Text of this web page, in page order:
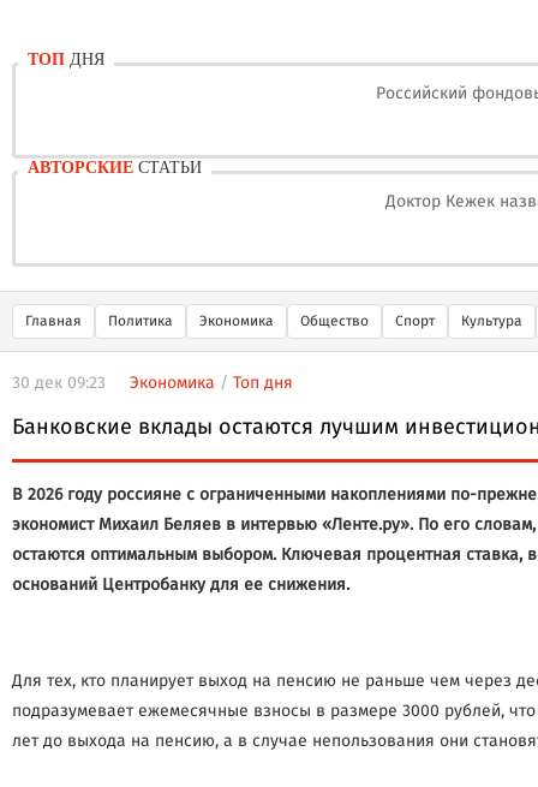
ТОП ДНЯ
Российский
АВТОРСКИЕ СТАТЬИ
Доктор Кежек
Главная Политика Экономика Общество Спорт Культура
30 дек 09:23 Экономика / Топ дня
Банковские вклады остаются лучшим
В 2026 году россияне с ограниченными накоплениями по-
экономист Михаил Беляев в интервью «Ленте.ру». По его
остаются оптимальным выбором. Ключевая процентная ставка,
оснований Центробанку для ее снижения.
Для тех, кто планирует выход на пенсию не раньше чем через
подразумевает ежемесячные взносы в размере 3000 рублей,
лет до выхода на пенсию, а в случае непользования они